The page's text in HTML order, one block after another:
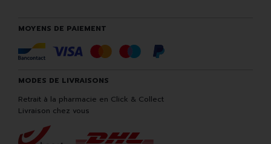
MOYENS DE PAIEMENT
MODES DE LIVRAISONS
Retrait à la pharmacie en Click & Collect
Livraison chez vous